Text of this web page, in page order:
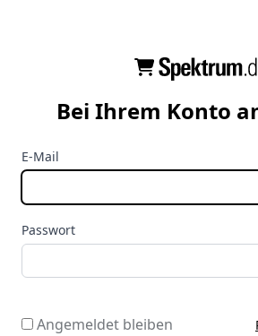
Bei Ihrem Konto
E-Mail
Passwort
Angemeldet bleiben